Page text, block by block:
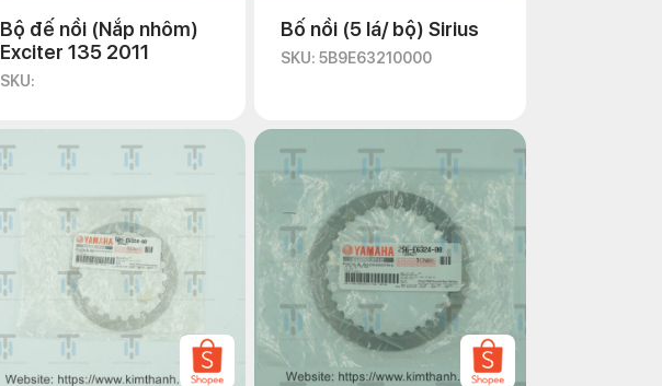
Bộ đế nồi (Nắp nhôm)
Exciter 135 2011
SKU:
Bố nồi (5 lá/ bộ) Sirius
SKU: 5B9E63210000